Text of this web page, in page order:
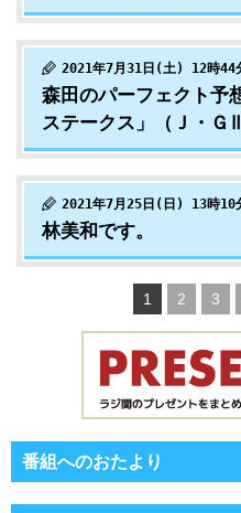
2021年7月31日(土) 12時44
森田のパーフェクト予
ステークス」（Ｊ・ＧⅢ
2021年7月25日(日) 13時10
林美和です。
1 2 3
番組へのおたより